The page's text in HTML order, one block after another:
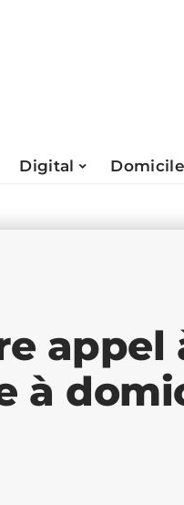
Digital Domicile
appel
à